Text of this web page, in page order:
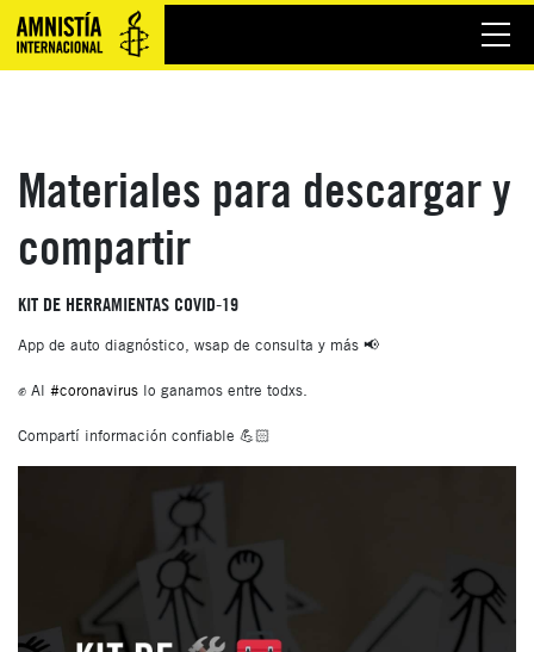
Materiales para descargar y
compartir
KIT DE HERRAMIENTAS COVID-19
App de auto diagnóstico, wsap de consulta y más 📢
✊ Al #coronavirus lo ganamos entre todxs.
Compartí información confiable 💪🏻